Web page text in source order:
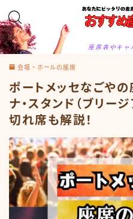
座席表やキャ
MENU
お問合せ
カテゴリー
サイトマップ
トップページ
プライバシーポリシー
メディアコンテンツポリシ
運営者情報
会場・ホールの座席
ポートメッセなごやの
ナ・スタンド（ブリー
切れ席も解説！